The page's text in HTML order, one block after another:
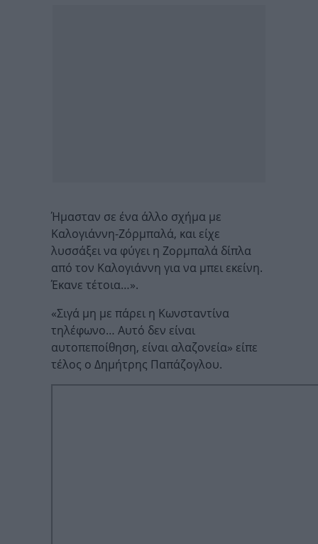
Ήμασταν σε ένα άλλο σχήμα με
Καλογιάννη-Ζόρμπαλά, και είχε
λυσσάξει να φύγει η Ζορμπαλά δίπλα
από τον Καλογιάννη για να μπει εκείνη.
Έκανε τέτοια…».
«Σιγά μη με πάρει η Κωνσταντίνα
τηλέφωνο… Αυτό δεν είναι
αυτοπεποίθηση, είναι αλαζονεία» είπε
τέλος ο Δημήτρης Παπάζογλου.